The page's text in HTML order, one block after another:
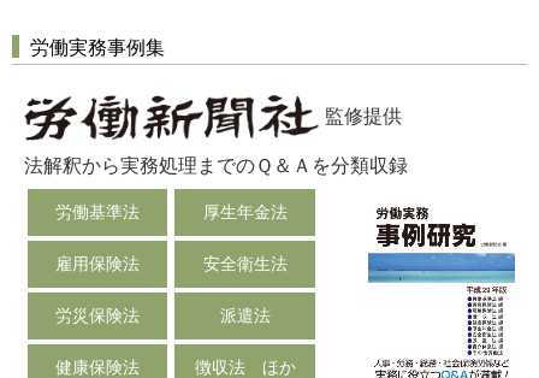
労働実務事例集
監修提供
法解釈から実務処理までのＱ＆Ａを分類収録
労働基準法 厚生年金法
雇用保険法 安全衛生法
労災保険法 派遣法
健康保険法 徴収法 ほか